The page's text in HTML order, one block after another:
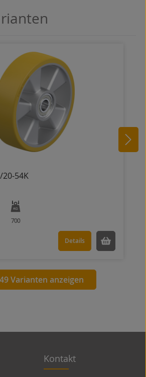
20-54K
700
Details
Varianten anzeigen
Kontakt